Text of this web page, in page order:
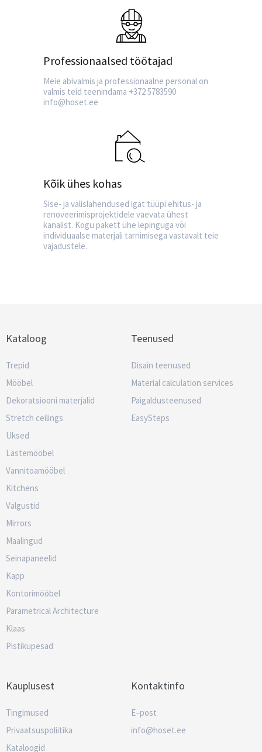
Professionaalsed töötajad
Meie abivalmis ja professionaalne personal on
valmis teid teenindama +372 5783590
info@hoset.ee
Kõik ühes kohas
Sise- ja välislahendused igat tüüpi ehitus- ja
renoveerimisprojektidele vaevata ühest
kanalist. Kogu pakett ühe lepinguga või
individuaalse materjali tarnimisega vastavalt teie
vajadustele.
Kataloog
Trepid
Mööbel
Dekoratsiooni materjalid
Stretch ceilings
Uksed
Lastemööbel
Vannitoamööbel
Kitchens
Valgustid
Mirrors
Maalingud
Seinapaneelid
Kapp
Kontorimööbel
Parametrical Architecture
Klaas
Pistikupesad
Teenused
Disain teenused
Material calculation services
Paigaldusteenused
EasySteps
Kauplusest
Tingimused
Privaatsuspoliitika
Kataloogid
Kontaktinfo
E–post
info@hoset.ee